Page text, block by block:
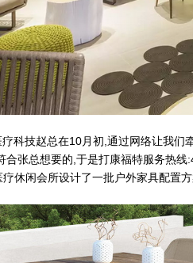
科技赵总在10月初 通过网络让我们
合张总想要的 于是打康福特服务热线
疗休闲会所设计了一批户外家具配置